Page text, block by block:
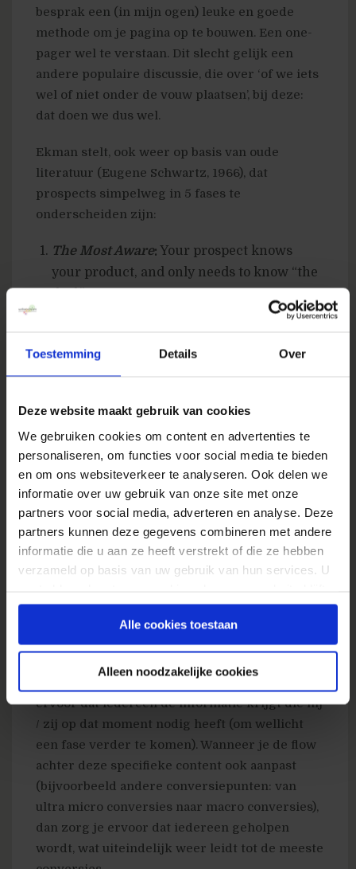
Toestemming Details Over
Deze website maakt gebruik van cookies
We gebruiken cookies om content en advertenties te
personaliseren, om functies voor social media te bieden
en om ons websiteverkeer te analyseren. Ook delen we
informatie over uw gebruik van onze site met onze
partners voor social media, adverteren en analyse. Deze
partners kunnen deze gegevens combineren met andere
informatie die u aan ze heeft verstrekt of die ze hebben
verzameld op basis van uw gebruik van hun services. U
gebruiken.
Alle cookies toestaan
Alleen noodzakelijke cookies
besprak een (in mijn ogen) leuke en goede
methode om je pagina op te bouwen. Een one-
pager wel te verstaan. Dit slecht gelijk een
andere populaire discussie, die over ‘of we iets
wel of niet onder de vouw plaatsen’, bij deze:
dat doen we dus wel.
Ekman stelt, ook weer op basis van oude
literatuur (Eugene Schwartz, 1966), dat
prospects simpelweg in 5 fases te
onderscheiden zijn:
The Most Aware: Your prospect knows
your product, and only needs to know “the
Your prospect knows what
provides it.
Problem-Aware:Your prospect senses he
has a problem, but doesn’t know there’s a
Completely Unaware:No knowledge of
anything except, perhaps, his own identity
or opinion.
vanuit dat elke prospect online ook in te delen
is in één van deze 5 segmenten. Wanneer we
deze 5 segmenten aan bod komt, zorgen we
ervoor dat iedereen de informatie krijgt die hij
/ zij op dat moment nodig heeft (om wellicht
een fase verder te komen). Wanneer je de flow
achter deze specifieke content ook aanpast
(bijvoorbeeld andere conversiepunten: van
ultra micro conversies naar macro conversies),
dan zorg je ervoor dat iedereen geholpen
wordt, wat uiteindelijk weer leidt tot de meeste